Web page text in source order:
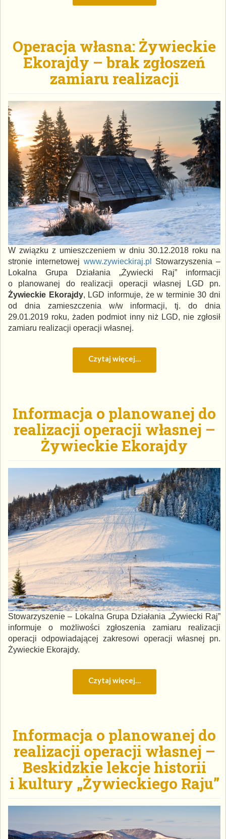
Operacja własna: Żywieckie
Ekorajdy – brak zgłoszeń
zamiaru realizacji
W związku z umieszczeniem w dniu 30.12.2018 roku na
stronie internetowej www.zywieckiraj.pl
Stowarzyszenia –
Lokalna Grupa Działania „Żywiecki Raj” informacji
o planowanej do realizacji operacji własnej LGD pn.
Żywieckie Ekorajdy, LGD informuje, że w terminie 30 dni
od dnia zamieszczenia w/w informacji, tj. do dnia
29.01.2019 roku, żaden podmiot inny niż LGD, nie zgłosił
zamiaru realizacji operacji własnej.
Czytaj więcej…
Informacja o planowanej do
realizacji operacji własnej –
Żywieckie Ekorajdy
Stowarzyszenie – Lokalna Grupa Działania „Żywiecki Raj”
informuje o możliwości zgłoszenia zamiaru realizacji
operacji odpowiadającej zakresowi operacji własnej pn.
Żywieckie Ekorajdy.
Czytaj więcej…
Informacja o planowanej do
realizacji operacji własnej –
Beskidzkie lekcje historii
i kultury „Żywieckiego Raju”